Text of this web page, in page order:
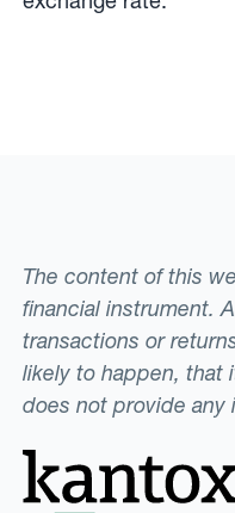
The content of this
financial instrument.
transactions or
likely to happen, that
does not provide any